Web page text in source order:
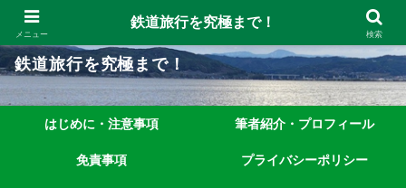
鉄道旅行を究極まで楽しむノウハウを、わかりやすく解説しています！
鉄道旅行を究極まで！
はじめに・注意事項 筆者紹介・プロフィール
免責事項 プライバシーポリシー
メニュー
鉄道旅行を究極まで！
検索